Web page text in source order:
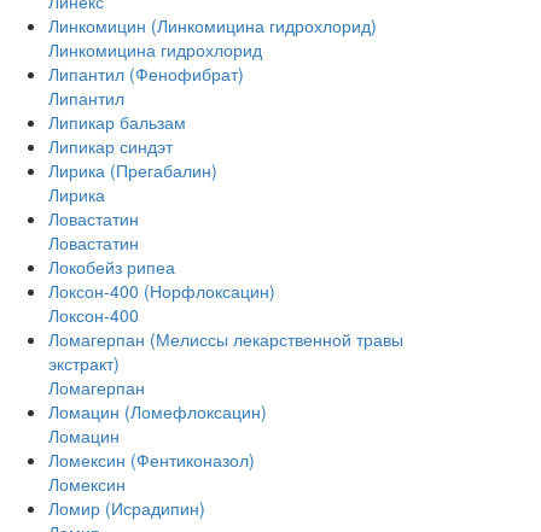
Линкомицин (Линкомицина гидрохлорид)
Линкомицина гидрохлорид
Липантил (Фенофибрат)
Липантил
Липикар бальзам
Липикар синдэт
Лирика (Прегабалин)
Лирика
Ловастатин
Ловастатин
Локобейз рипеа
Локсон-400 (Норфлоксацин)
Локсон-400
Ломагерпан (Мелиссы лекарственной травы
экстракт)
Ломагерпан
Ломацин (Ломефлоксацин)
Ломацин
Ломексин (Фентиконазол)
Ломексин
Ломир (Исрадипин)